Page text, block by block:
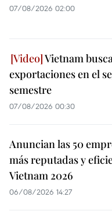
07/08/2026 02:00
Vietnam
exportaciones en el
semestre
07/08/2026 00:30
Anuncian las 50
más reputadas y
Vietnam 2026
06/08/2026 14:27